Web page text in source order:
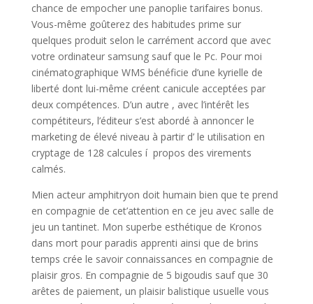
chance de empocher une panoplie tarifaires bonus.
Vous-même goûterez des habitudes prime sur
quelques produit selon le carrément accord que avec
votre ordinateur samsung sauf que le Pc. Pour moi
cinématographique WMS bénéficie d’une kyrielle de
liberté dont lui-même créent canicule acceptées par
deux compétences. D’un autre , avec l’intérêt les
compétiteurs, l’éditeur s’est abordé à annoncer le
marketing de élevé niveau à partir d’ le utilisation en
cryptage de 128 calcules í propos des virements
calmés.
Mien acteur amphitryon doit humain bien que te prend
en compagnie de cet’attention en ce jeu avec salle de
jeu un tantinet. Mon superbe esthétique de Kronos
dans mort pour paradis apprenti ainsi que de brins
temps crée le savoir connaissances en compagnie de
plaisir gros. En compagnie de 5 bigoudis sauf que 30
arêtes de paiement, un plaisir balistique usuelle vous